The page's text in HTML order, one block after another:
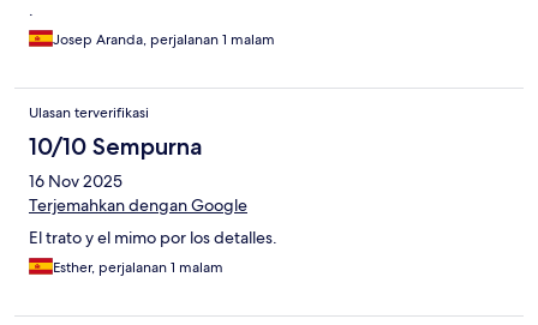
.
Josep Aranda, perjalanan 1 malam
Ulasan terverifikasi
10/10 Sempurna
16 Nov 2025
Terjemahkan dengan Google
El trato y el mimo por los detalles.
Esther, perjalanan 1 malam